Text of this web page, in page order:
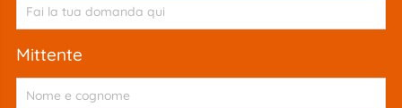
mittente